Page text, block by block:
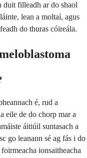
duit filleadh ar do shaol
lean a moltaí, agus
do thuras cóireála.
é, rud a
eile de do chorp mar a
áitiúil suntasach a
go leanann sé ag fás i do
ionsaitheacha